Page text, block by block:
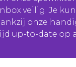
veilig. Je
onze
up-to-date op